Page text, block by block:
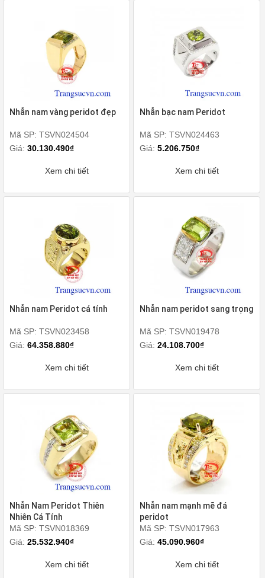
Nhẫn nam vàng peridot đẹp
Mã SP: TSVN024504
Giá: 30.130.490₫
Xem chi tiết
Nhẫn bạc nam Peridot
Mã SP: TSVN024463
Giá:5.206.750₫
Xem chi tiết
Nhẫn nam Peridot cá tính
Mã SP: TSVN023458
Giá: 64.358.880₫
Xem chi tiết
Nhẫn nam peridot sang trọng
Mã SP: TSVN019478
Giá:24.108.700₫
Xem chi tiết
Nhẫn Nam Peridot Thiên
Nhiên Cá Tính
Mã SP: TSVN018369
Giá: 25.532.940₫
Xem chi tiết
Nhẫn nam mạnh mẽ đá
peridot
Mã SP: TSVN017963
Giá:45.090.960₫
Xem chi tiết